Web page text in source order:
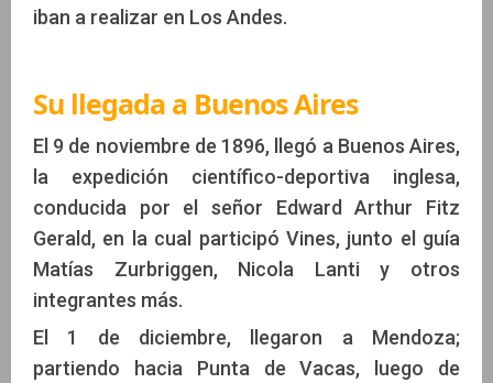
iban a realizar en Los Andes.
Su llegada a Buenos Aires
El 9 de noviembre de 1896, llegó a Buenos Aires,
la expedición científico-deportiva inglesa,
conducida por el señor Edward Arthur Fitz
Gerald, en la cual participó Vines, junto el guía
Matías Zurbriggen, Nicola Lanti y otros
integrantes más.
El 1 de diciembre, llegaron a Mendoza;
partiendo hacia Punta de Vacas, luego de